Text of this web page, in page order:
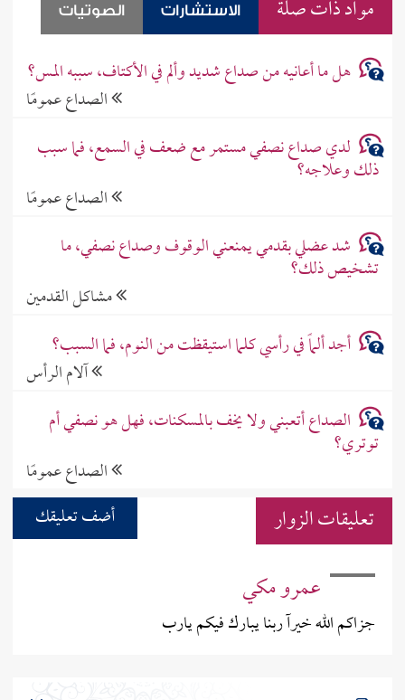
مواد ذات صلة الاستشارات الصوتيات
هل ما أعانيه من صداع شديد وألم في الأكتاف، سببه المس؟
الصداع عمومًا
لدي صداع نصفي مستمر مع ضعف في السمع، فما سبب
ذلك وعلاجه؟
الصداع عمومًا
شد عضلي بقدمي يمنعني الوقوف وصداع نصفي، ما
تشخيص ذلك؟
مشاكل القدمين
أجد ألماً في رأسي كلما استيقظت من النوم، فما السبب؟
آلام الرأس
الصداع أتعبني ولا يخف بالمسكنات، فهل هو نصفي أم
توتري؟
الصداع عمومًا
تعليقات الزوار أضف تعليقك
عمرو مكي
جزاكم الله خيرآ ربنا يبارك فيكم يارب